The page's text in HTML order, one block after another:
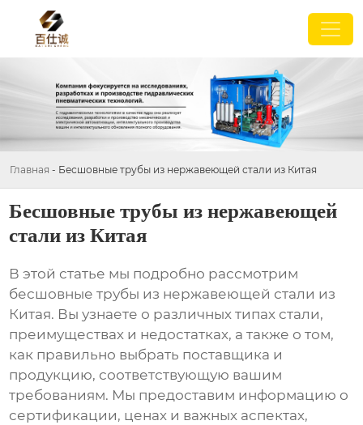
Главная - Бесшовные трубы из нержавеющей стали из Китая
Бесшовные трубы из нержавеющей
стали из Китая
В этой статье мы подробно рассмотрим
бесшовные трубы из нержавеющей стали из
Китая. Вы узнаете о различных типах стали,
преимуществах и недостатках, а также о том,
как правильно выбрать поставщика и
продукцию, соответствующую вашим
требованиям. Мы предоставим информацию о
сертификации, ценах и важных аспектах,